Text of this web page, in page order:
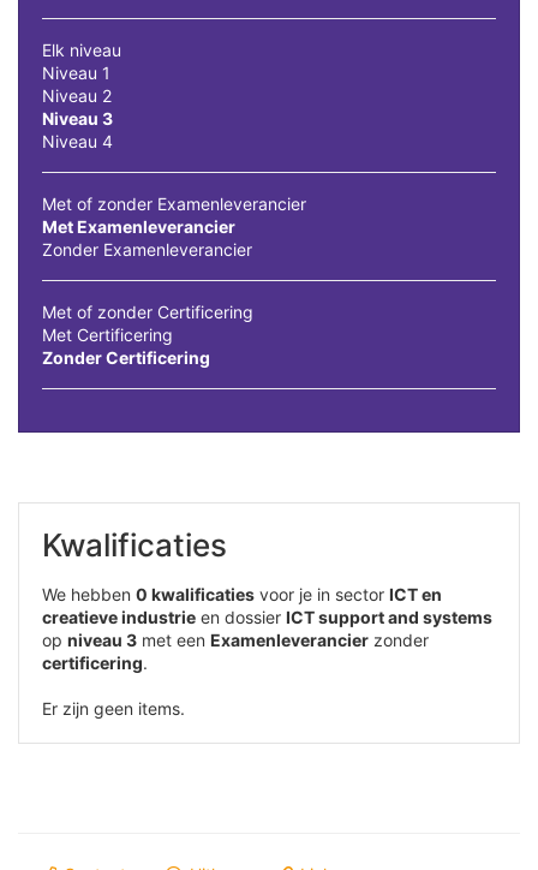
Elk niveau
Niveau 1
Niveau 2
Niveau 3
Niveau 4
Met of zonder Examenleverancier
Met Examenleverancier
Zonder Examenleverancier
Met of zonder Certificering
Met Certificering
Zonder Certificering
Kwalificaties
We hebben 0 kwalificaties voor je in sector ICT en
creatieve industrie en dossier ICT support and systems
op niveau 3 met een Examenleverancier zonder
certificering.
Er zijn geen items.